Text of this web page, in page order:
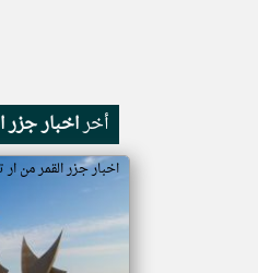
أخراخبار جزر
اخبار جزر القمر من